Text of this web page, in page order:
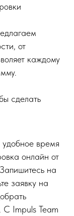
от
каждому
сделать
удобное время
онлайн от
на
заявку на
С Impuls Team